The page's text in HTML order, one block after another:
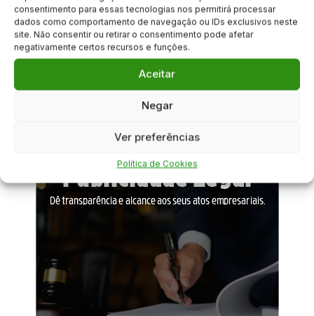
consentimento para essas tecnologias nos permitirá processar
dados como comportamento de navegação ou IDs exclusivos neste
site. Não consentir ou retirar o consentimento pode afetar
negativamente certos recursos e funções.
Aceitar
Negar
Ver preferências
Política de Cookies
Clique para aceitar os cookies marketing
e ativar este conteúdo